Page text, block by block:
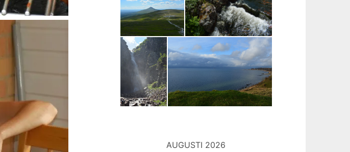
AUGUSTI 2026